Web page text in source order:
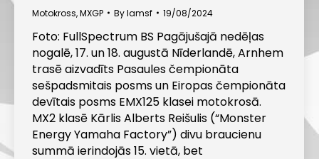
Motokross,MXGP Bylamsf 19/08/2024
Foto: FullSpectrum BS Pagājušajā nedēļas
nogalē, 17. un 18. augustā Nīderlandē, Arnhem
trasē aizvadīts Pasaules čempionāta
sešpadsmitais posms un Eiropas čempionāta
devītais posms EMX125 klasei motokrosā.
MX2 klasē Kārlis Alberts Reišulis (“Monster
Energy Yamaha Factory”) divu braucienu
summā ierindojās 15. vietā, bet